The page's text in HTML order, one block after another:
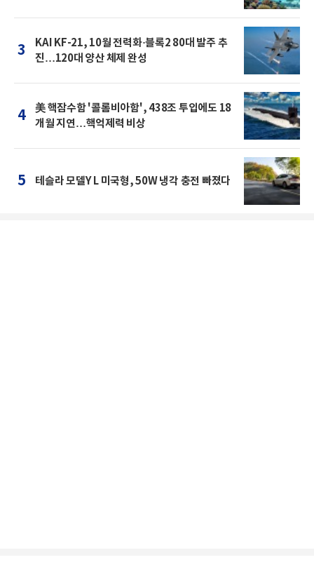
3
KAI KF-21, 10월 전력화·블록2 80대 발주 추
진…120대 양산 체제 완성
4
美 핵잠수함 '콜롬비아함', 438조 투입에도 18
개월 지연…핵억제력 비상
5 테슬라 모델Y L 미국형, 50W 냉각 충전 빠졌다